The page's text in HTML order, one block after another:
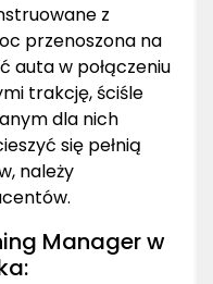
z
przenoszona na
auta w połączeniu
trakcję, ściśle
dla nich
się pełnią
należy
Manager w